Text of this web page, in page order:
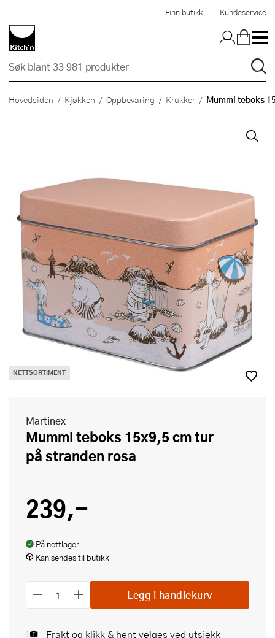
Finn butikk Kundeservice
Hovedsiden Kjøkken Oppbevaring Krukker Mummi teboks
NETTSORTIMENT
Martinex
Mummi teboks 15x9,5 cm tur
på stranden rosa
239,-
På nettlager
Kan sendes til butikk
Legg i handlekurv
Frakt og klikk & hent velges ved utsjekk